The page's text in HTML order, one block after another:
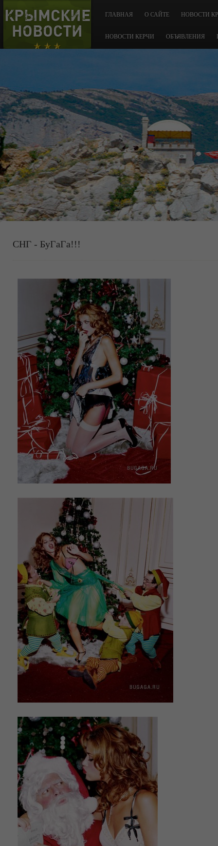
КРЫМСКИЕ
НОВОСТИ
ГЛАВНАЯ О САЙТЕ НОВОСТИ
НОВОСТИ КЕРЧИ ОБЪЯВЛЕНИЯ
СНГ - БуГаГа!!!